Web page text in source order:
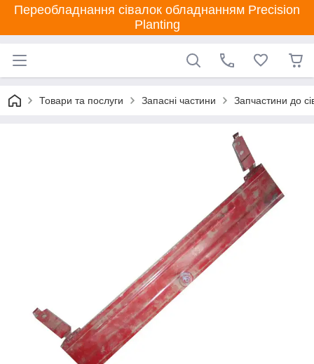
Переобладнання сівалок обладнанням Precision
Planting
Товари та послуги Запасні частини Запчастини до